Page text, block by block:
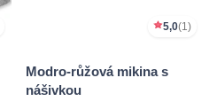
5,0(1)
Modro-růžová mikina s
nášivkou